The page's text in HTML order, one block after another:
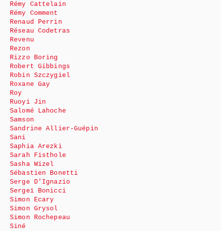
Rémy Cattelain
Rémy Comment
Renaud Perrin
Réseau Codetras
Revenu
Rezon
Rizzo Boring
Robert Gibbings
Robin Szczygiel
Roxane Gay
Roy
Ruoyi Jin
Salomé Lahoche
Samson
Sandrine Allier-Guépin
Sani
Saphia Arezki
Sarah Fisthole
Sasha Wizel
Sébastien Bonetti
Serge D’Ignazio
Sergeï Bonicci
Simon Ecary
Simon Grysol
Simon Rochepeau
Siné